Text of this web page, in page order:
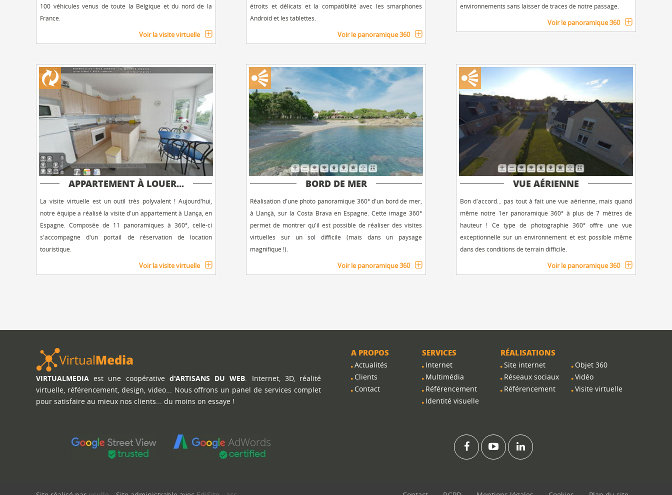
100 véhicules venus de toute la Belgique et du nord de la
France.
Voir la visite virtuelle
étroits et délicats et la compatiblité avec les smarphones
Android et les tablettes.
Voir le panoramique 360
environnements sans laisser de traces de notre passage.
Voir le panoramique 360
APPARTEMENT À LOUER...
La visite virtuelle est un outil très polyvalent ! Aujourd'hui,
notre équipe a réalisé la visite d'un appartement à Llança, en
Espagne. Composée de 11 panoramiques à 360°, celle-ci
s'accompagne d'un portail de réservation de location
touristique.
Voir la visite virtuelle
BORD DE MER
Réalisation d'une photo panoramique 360° d'un bord de mer,
à Llançà, sur la Costa Brava en Espagne. Cette image 360°
permet de montrer qu'il est possible de réaliser des visites
virtuelles sur un sol difficile (mais dans un paysage
magnifique !).
Voir le panoramique 360
VUE AÉRIENNE
Bon d'accord... pas tout à fait une vue aérienne, mais quand
même notre 1er panoramique 360° à plus de 7 mètres de
hauteur ! Ce type de photographie 360° offre une vue
exceptionnelle sur un environnement et est possible même
dans des conditions de terrain difficile.
Voir le panoramique 360
VIRTUALMEDIAest une coopérative d'ARTISANS DU WEB. Internet, 3D, réalité
virtuelle, référencement, design, video... Nous offrons un panel de services complet
pour satisfaire au mieux nos clients... du moins on essaye !
A PROPOS
Actualités
Clients
Contact
SERVICES
Internet
Multimédia
Référencement
Identité visuelle
RÉALISATIONS
Site internet
Réseaux sociaux
Référencement
Objet 360
Vidéo
Visite virtuelle